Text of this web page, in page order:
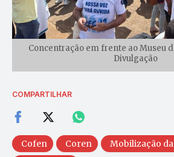
Concentração em frente ao Museu
Divulgação
COMPARTILHAR
Cofen Coren
Mobilização